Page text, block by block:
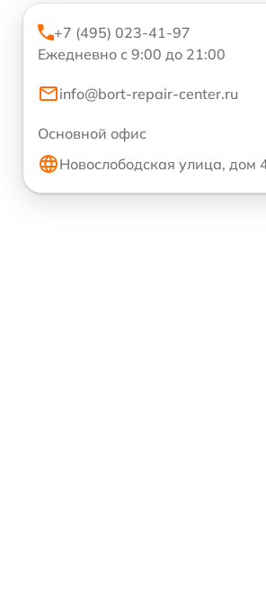
+7 (495) 023-41-97
Ежедневно с 9:00 до 21:00
info@bort-repair-center.ru
Основной офис
Новослободская улица, дом